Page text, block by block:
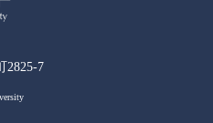
2825-7